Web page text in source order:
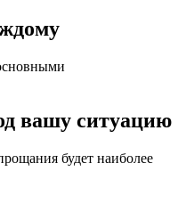
вашу ситуацию
будет наиболее